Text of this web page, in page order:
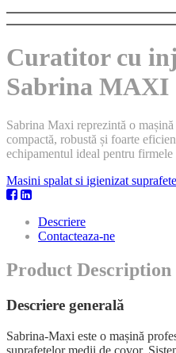
Curatitor cu
Sabrina MAXI
Sabrina Maxi reprezintă o
compactă, robustă și foarte
echipamentul ideal pentru firmele
Masini spalat si igienizat suprafete
Descriere
Contacteaza-ne
Product Description
Descriere generală
Sabrina-Maxi este o mașină
suprafețelor medii de covor.